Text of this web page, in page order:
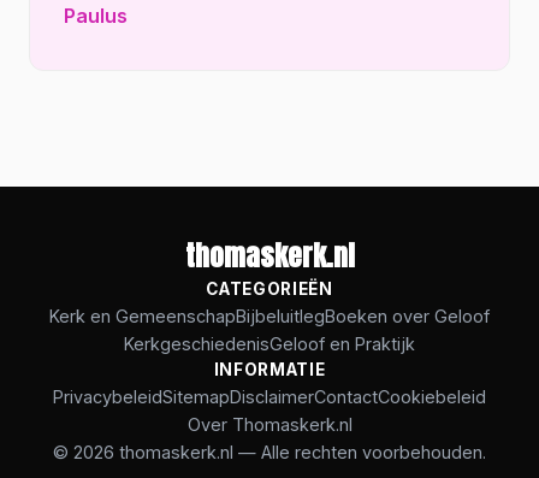
Paulus
thomaskerk.nl
CATEGORIEËN
Kerk en GemeenschapBijbeluitlegBoeken over Geloof
KerkgeschiedenisGeloof en Praktijk
INFORMATIE
PrivacybeleidSitemapDisclaimerContactCookiebeleid
Over Thomaskerk.nl
© 2026 thomaskerk.nl — Alle rechten voorbehouden.